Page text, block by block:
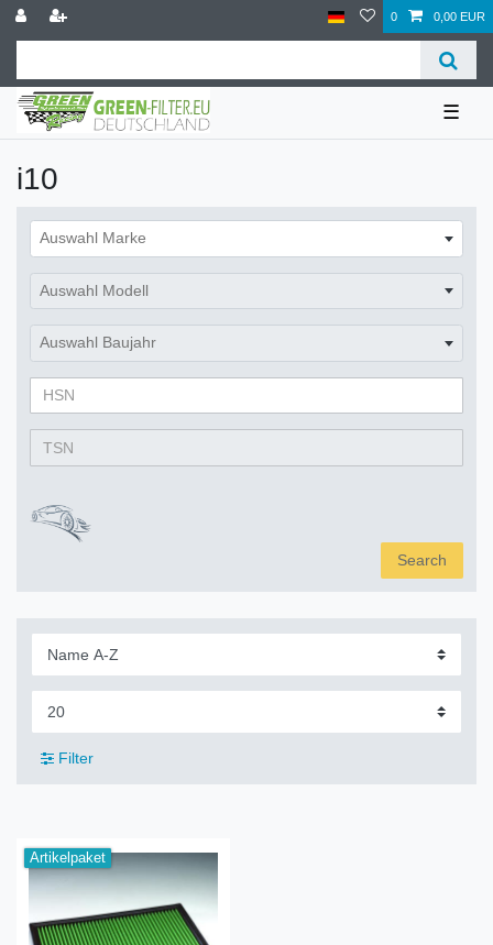
0 0,00 EUR
☰
i10
Auswahl Marke
Auswahl Modell
Auswahl Baujahr
Search
Filter
Artikelpaket